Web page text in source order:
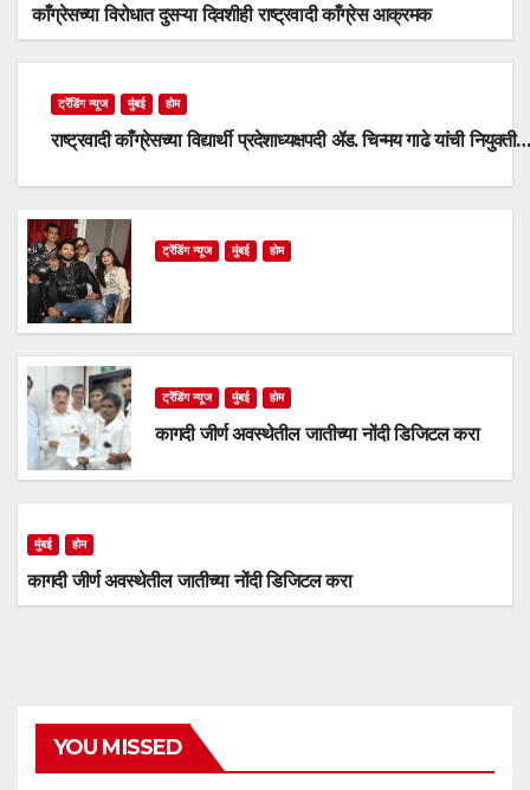
काँग्रेसच्या विरोधात दुसऱ्या दिवशीही राष्ट्रवादी काँग्रेस आक्रमक
ट्रेंडिंग न्यूज मुंबई होम
राष्ट्रवादी काँग्रेसच्या विद्यार्थी प्रदेशाध्यक्षपदी ॲड. चिन्मय गाढे यांची नियुक्ती…
ट्रेंडिंग न्यूज मुंबई होम
ट्रेंडिंग न्यूज मुंबई होम
कागदी जीर्ण अवस्थेतील जातीच्या नोंदी डिजिटल करा
मुंबई होम
कागदी जीर्ण अवस्थेतील जातीच्या नोंदी डिजिटल करा
YOU MISSED